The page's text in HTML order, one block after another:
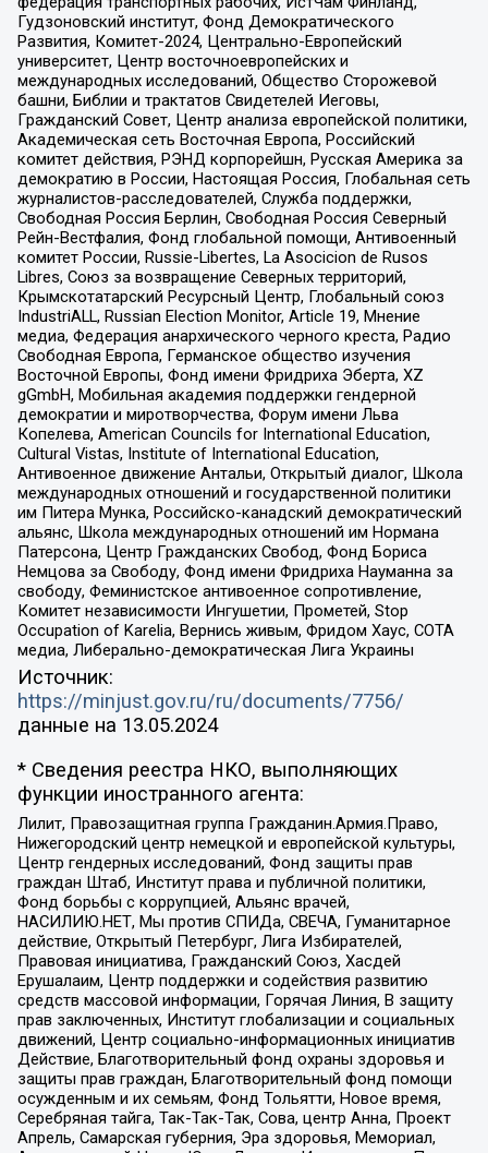
Гудзоновский институт, Фонд Демократического
Развития, Комитет-2024, Центрально-Европейский
университет, Центр восточноевропейских и
международных исследований, Общество Сторожевой
башни, Библии и трактатов Свидетелей Иеговы,
Гражданский Совет, Центр анализа европейской политики,
Академическая сеть Восточная Европа, Российский
комитет действия, РЭНД корпорейшн, Русская Америка за
демократию в России, Настоящая Россия, Глобальная сеть
журналистов-расследователей, Служба поддержки,
Свободная Россия Берлин, Свободная Россия Северный
Рейн-Вестфалия, Фонд глобальной помощи, Антивоенный
комитет России, Russie-Libertes, La Asocicion de Rusos
Libres, Союз за возвращение Северных территорий,
Крымскотатарский Ресурсный Центр, Глобальный союз
IndustriALL, Russian Election Monitor, Article 19, Мнение
медиа, Федерация анархического черного креста, Радио
Свободная Европа, Германское общество изучения
Восточной Европы, Фонд имени Фридриха Эберта, XZ
gGmbH, Мобильная академия поддержки гендерной
демократии и миротворчества, Форум имени Льва
Копелева, American Councils for International Education,
Cultural Vistas, Institute of International Education,
Антивоенное движение Антальи, Открытый диалог, Школа
международных отношений и государственной политики
им Питера Мунка, Российско-канадский демократический
альянс, Школа международных отношений им Нормана
Патерсона, Центр Гражданских Свобод, Фонд Бориса
Немцова за Свободу, Фонд имени Фридриха Науманна за
свободу, Феминистское антивоенное сопротивление,
Комитет независимости Ингушетии, Прометей, Stop
Occupation of Karelia, Вернись живым, Фридом Хаус, СОТА
медиа, Либерально-демократическая Лига Украины
Источник:
https://minjust.gov.ru/ru/documents/7756/
данные на 13.05.2024
* Сведения реестра НКО, выполняющих
функции иностранного агента:
Лилит, Правозащитная группа Гражданин.Армия.Право,
Нижегородский центр немецкой и европейской культуры,
Центр гендерных исследований, Фонд защиты прав
граждан Штаб, Институт права и публичной политики,
Фонд борьбы с коррупцией, Альянс врачей,
НАСИЛИЮ.НЕТ, Мы против СПИДа, СВЕЧА, Гуманитарное
действие, Открытый Петербург, Лига Избирателей,
Правовая инициатива, Гражданский Союз, Хасдей
Ерушалаим, Центр поддержки и содействия развитию
средств массовой информации, Горячая Линия, В защиту
прав заключенных, Институт глобализации и социальных
движений, Центр социально-информационных инициатив
Действие, Благотворительный фонд охраны здоровья и
защиты прав граждан, Благотворительный фонд помощи
осужденным и их семьям, Фонд Тольятти, Новое время,
Серебряная тайга, Так-Так-Так, Сова, центр Анна, Проект
Апрель, Самарская губерния, Эра здоровья, Мемориал,